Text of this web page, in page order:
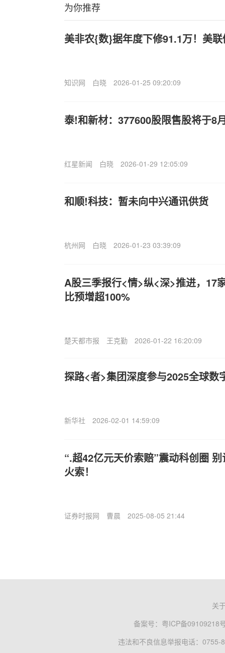
为你推荐
美非农{数}据年度下修91.1万！美
知识网 白晓 2026-01-25 09:20:09
泰!和新材：377600股限售股将于8
红星新闻 白晓 2026-01-29 12:05:09
和顺!科技：暂未向中兴通讯供货
杭州网 白晓 2026-01-23 03:39:09
A股三季报行<情>纵<深>推进，17
比预增超100%
楚天都市报 王克勤 2026-01-22 16:20:09
探路<者>集团深度参与2025全球数
新华社 2026-02-01 14:59:09
“.超42亿元天价索赔”震动科创圈
火索！
证券时报网 曹晨 2025-08-05 21:44
关
备案号： 粤ICP备09109218
违法和不良信息举报电话：0755-